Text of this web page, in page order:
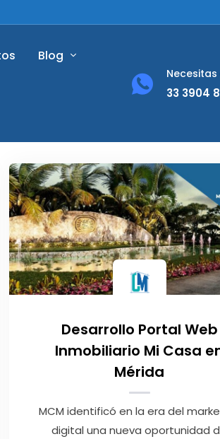
Blog
33 3904
Desarrollo Portal Web
Inmobiliario Mi Casa
Mérida
MCM identificó en la era del
digital una nueva oportunidad